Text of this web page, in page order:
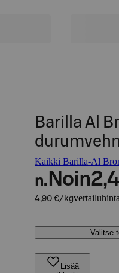
Barilla Al
Kaikki Barilla-Al
n. Noin
4,90 €/kg
Valitse
Lisää